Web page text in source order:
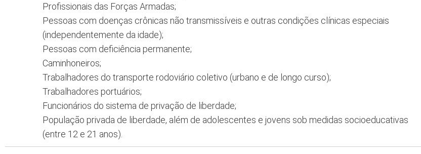
Profissionais das Forças Armadas;
Pessoas com doenças crônicas não transmissíveis e outras condições clínicas especiais
(independentemente da idade);
Pessoas com deficiência permanente;
Caminhoneiros;
Trabalhadores do transporte rodoviário coletivo (urbano e de longo curso);
Trabalhadores portuários;
Funcionários do sistema de privação de liberdade;
População privada de liberdade, além de adolescentes e jovens sob medidas socioeducativas
(entre 12 e 21 anos).